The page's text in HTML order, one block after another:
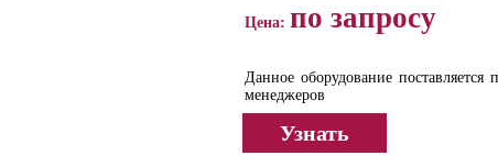
Цена: по запросу
Данное оборудование
менеджеров
Узнать